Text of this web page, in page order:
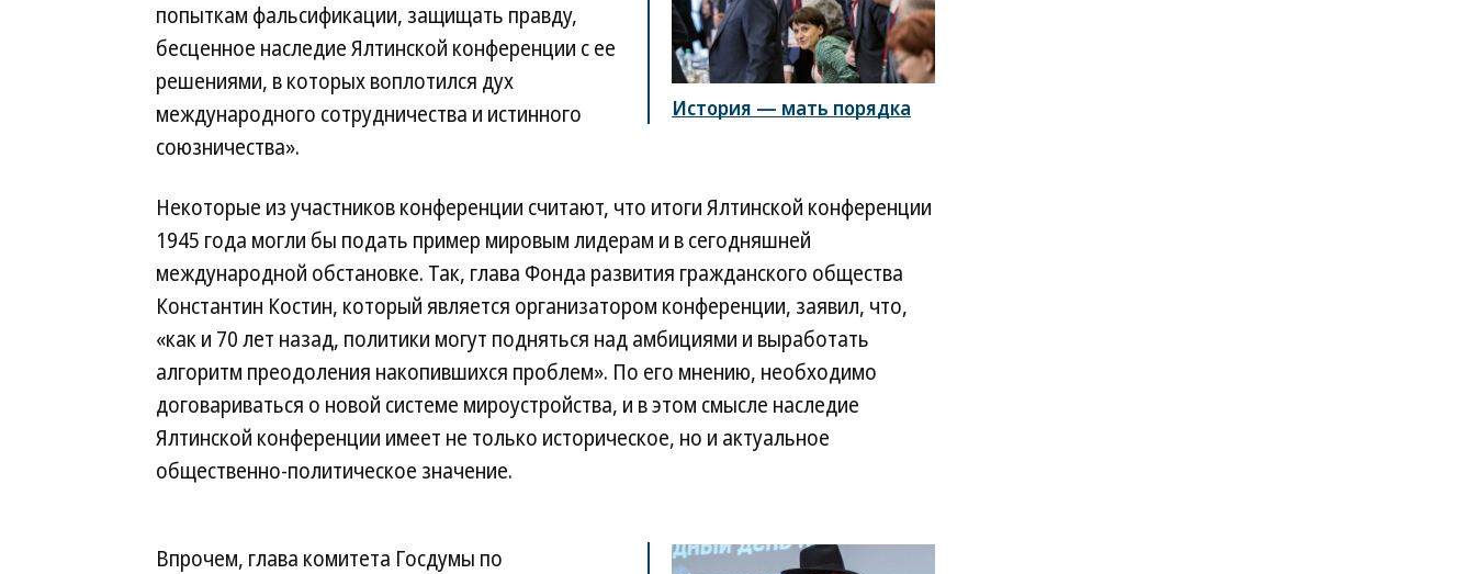
История — мать порядка
попыткам фальсификации, защищать правду,
бесценное наследие Ялтинской конференции с ее
решениями, в которых воплотился дух
международного сотрудничества и истинного
союзничества».
Некоторые из участников конференции считают, что итоги Ялтинской конференции
1945 года могли бы подать пример мировым лидерам и в сегодняшней
международной обстановке. Так, глава Фонда развития гражданского общества
Константин Костин, который является организатором конференции, заявил, что,
«как и 70 лет назад, политики могут подняться над амбициями и выработать
алгоритм преодоления накопившихся проблем». По его мнению, необходимо
договариваться о новой системе мироустройства, и в этом смысле наследие
Ялтинской конференции имеет не только историческое, но и актуальное
общественно-политическое значение.
Впрочем, глава комитета Госдумы по